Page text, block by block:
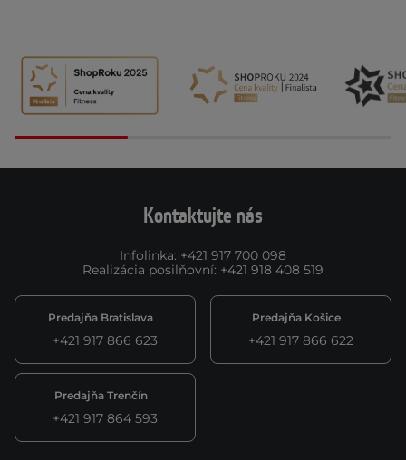
Kontaktujte nás
Infolinka: +421 917 700 098
Realizácia posilňovní: +421 918 408 519
Predajňa Bratislava
+421 917 866 623
Predajňa Košice
+421 917 866 622
Predajňa Trenčín
+421 917 864 593